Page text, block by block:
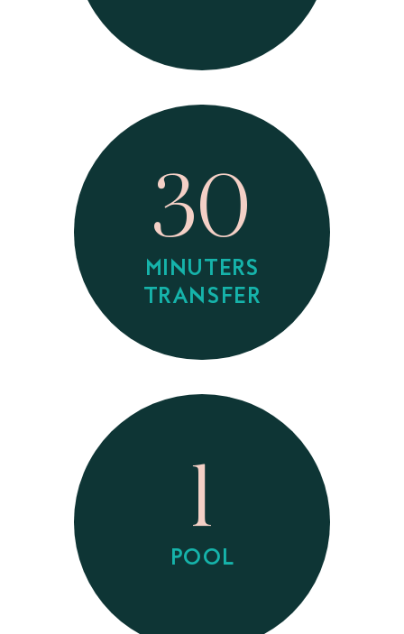
30
MINUTERS
TRANSFER
1
POOL